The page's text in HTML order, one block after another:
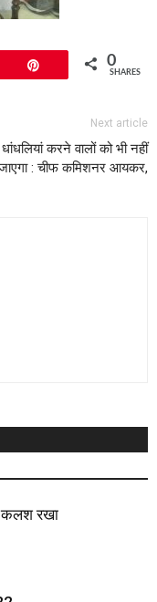
0
SHARES
Next article
करने वालों को भी नहीं
: चीफ कमिशनर आयकर,
कलश रखा